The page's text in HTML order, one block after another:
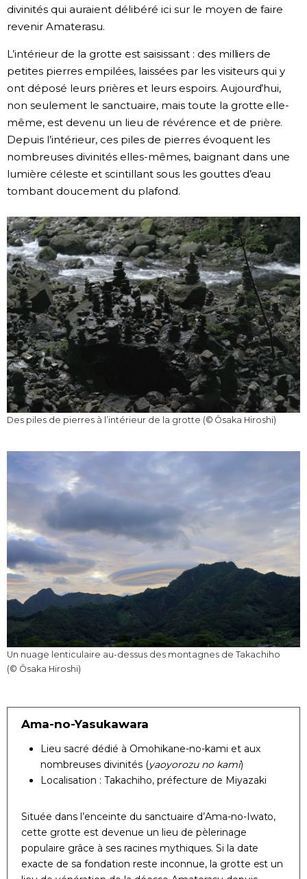
divinités qui auraient délibéré ici sur le moyen de faire
revenir Amaterasu.
L’intérieur de la grotte est saisissant : des milliers de
petites pierres empilées, laissées par les visiteurs qui y
ont déposé leurs prières et leurs espoirs. Aujourd’hui,
non seulement le sanctuaire, mais toute la grotte elle-
même, est devenu un lieu de révérence et de prière.
Depuis l’intérieur, ces piles de pierres évoquent les
nombreuses divinités elles-mêmes, baignant dans une
lumière céleste et scintillant sous les gouttes d’eau
tombant doucement du plafond.
Des piles de pierres à l’intérieur de la grotte (© Ôsaka Hiroshi)
Un nuage lenticulaire au-dessus des montagnes de Takachiho
(© Ôsaka Hiroshi)
Ama-no-Yasukawara
Lieu sacré dédié à Omohikane-no-kami et aux
nombreuses divinités (yaoyorozu no kami)
Localisation : Takachiho, préfecture de Miyazaki
Située dans l’enceinte du sanctuaire d’Ama-no-Iwato,
cette grotte est devenue un lieu de pèlerinage
populaire grâce à ses racines mythiques. Si la date
exacte de sa fondation reste inconnue, la grotte est un